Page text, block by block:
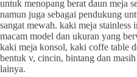
untuk menopang berat daun meja
namun juga sebagai pendukung
sangat mewah. kaki meja
macam model dan ukuran yang
kaki meja konsol, kaki coffe table
bentuk v, cincin, bintang dan
lainya.